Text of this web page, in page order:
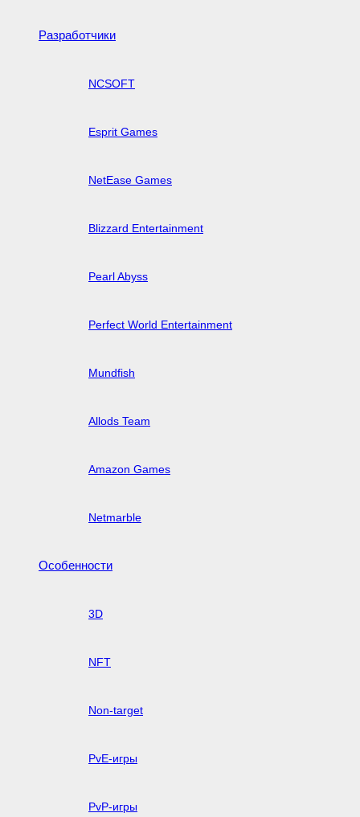
Разработчики
NCSOFT
Esprit Games
NetEase Games
Blizzard Entertainment
Pearl Abyss
Perfect World Entertainment
Mundfish
Allods Team
Amazon Games
Netmarble
Особенности
3D
NFT
Non-target
PvE-игры
PvP-игры